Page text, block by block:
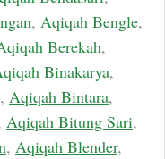
, Aqiqah Bengle,
Berekah,
Binakarya,
, Aqiqah Bintara,
Aqiqah Bitung Sari,
, Aqiqah Blender,